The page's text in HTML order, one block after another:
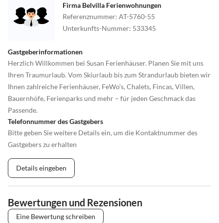
Firma Belvilla Ferienwohnungen
Referenznummer: AT-5760-55
Unterkunfts-Nummer: 533345
Gastgeberinformationen
Herzlich Willkommen bei Susan Ferienhäuser. Planen Sie mit uns
Ihren Traumurlaub. Vom Skiurlaub bis zum Strandurlaub bieten wir
Ihnen zahlreiche Ferienhäuser, FeWo’s, Chalets, Fincas, Villen,
Bauernhöfe, Ferienparks und mehr – für jeden Geschmack das
Passende.
Telefonnummer des Gastgebers
Bitte geben Sie weitere Details ein, um die Kontaktnummer des
Gastgebers zu erhalten
Details eingeben
Bewertungen und Rezensionen
Eine Bewertung schreiben